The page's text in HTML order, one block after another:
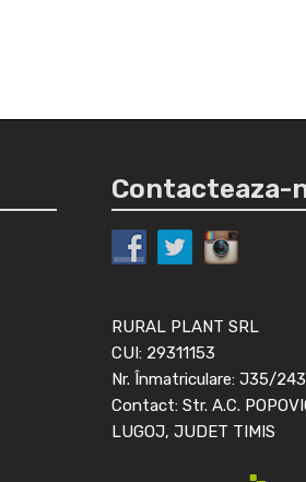
Contacteaza-
RURAL PLANT SRL
CUI: 29311153
Nr. Înmatriculare: J35/
Contact: Str. A.C.
LUGOJ, JUDET TIMIS